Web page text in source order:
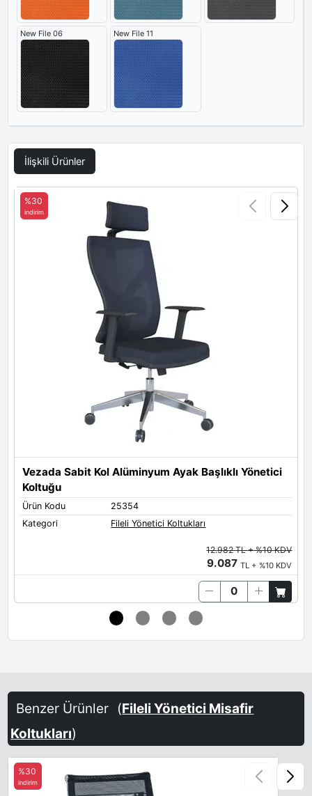
New File 06 New File 11
İlişkili Ürünler
Vezada Sabit Kol Alüminyum Ayak Başlıklı Yönetici
Koltuğu
Ürün Kodu
25354
Kategori
Fileli Yönetici Koltukları
%30
indirim
12.982 TL + %10 KDV
9.087TL + %10 KDV
Benzer Ürünler (Fileli Yönetici Misafir
Koltukları)
%30
indirim